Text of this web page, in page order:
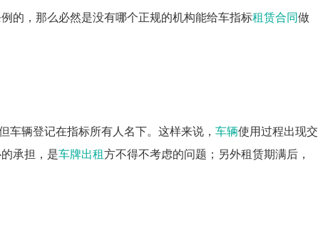
的，那么必然是没有哪个正规的机构能给车指标租赁合同做
辆登记在指标所有人名下。这样来说， 车辆使用过程出现交
承担，是车牌出租方不得不考虑的问题；另外租赁期满后，